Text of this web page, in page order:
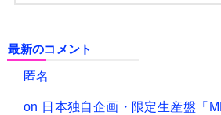
最新のコメント
匿名
on 日本独自企画・限定生産盤「